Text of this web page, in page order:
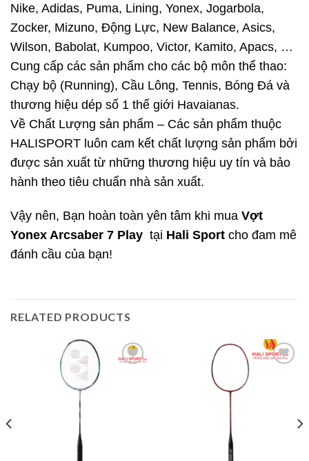
Nike, Adidas, Puma, Lining, Yonex, Jogarbola,
Zocker, Mizuno, Động Lực, New Balance, Asics,
Wilson, Babolat, Kumpoo, Victor, Kamito, Apacs, …
Cung cấp các sản phẩm cho các bộ môn thể thao:
Chạy bộ (Running), Cầu Lông, Tennis, Bóng Đá và
thương hiệu dép số 1 thế giới Havaianas.
Về Chất Lượng sản phẩm – Các sản phẩm thuộc
HALISPORT luôn cam kết chất lượng sản phẩm bởi
được sản xuất từ những thương hiệu uy tín và bảo
hành theo tiêu chuẩn nhà sản xuất.
Vậy nên, Bạn hoàn toàn yên tâm khi mua Vợt
Yonex Arcsaber 7 Play tại Hali Sport cho đam mê
đánh cầu của bạn!
RELATED PRODUCTS